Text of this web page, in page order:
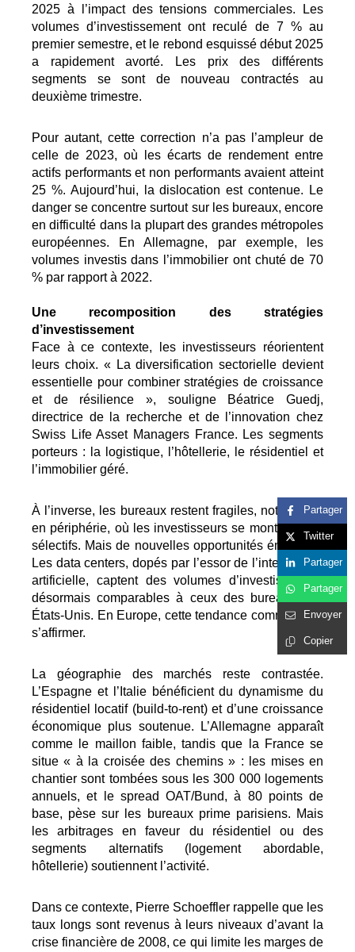
2025 à l’impact des tensions commerciales. Les
volumes d’investissement ont reculé de 7 % au
premier semestre, et le rebond esquissé début 2025
a rapidement avorté. Les prix des différents
segments se sont de nouveau contractés au
deuxième trimestre.
Pour autant, cette correction n’a pas l’ampleur de
celle de 2023, où les écarts de rendement entre
actifs performants et non performants avaient atteint
25 %. Aujourd’hui, la dislocation est contenue. Le
danger se concentre surtout sur les bureaux, encore
en difficulté dans la plupart des grandes métropoles
européennes. En Allemagne, par exemple, les
volumes investis dans l’immobilier ont chuté de 70
% par rapport à 2022.
Une recomposition des stratégies
d’investissement
Face à ce contexte, les investisseurs réorientent
leurs choix. « La diversification sectorielle devient
essentielle pour combiner stratégies de croissance
et de résilience », souligne Béatrice Guedj,
directrice de la recherche et de l’innovation chez
Swiss Life Asset Managers France. Les segments
porteurs : la logistique, l’hôtellerie, le résidentiel et
l’immobilier géré.
À l’inverse, les bureaux restent fragiles, notamment
en périphérie, où les investisseurs se montrent très
sélectifs. Mais de nouvelles opportunités émergent.
Les data centers, dopés par l’essor de l’intelligence
artificielle, captent des volumes d’investissement
désormais comparables à ceux des bureaux aux
États-Unis. En Europe, cette tendance commence à
s’affirmer.
La géographie des marchés reste contrastée.
L’Espagne et l’Italie bénéficient du dynamisme du
résidentiel locatif (build-to-rent) et d’une croissance
économique plus soutenue. L’Allemagne apparaît
comme le maillon faible, tandis que la France se
situe « à la croisée des chemins » : les mises en
chantier sont tombées sous les 300 000 logements
annuels, et le spread OAT/Bund, à 80 points de
base, pèse sur les bureaux prime parisiens. Mais
les arbitrages en faveur du résidentiel ou des
segments alternatifs (logement abordable,
hôtellerie) soutiennent l’activité.
Dans ce contexte, Pierre Schoeffler rappelle que les
taux longs sont revenus à leurs niveaux d’avant la
crise financière de 2008, ce qui limite les marges de
Partager
Twitter
Partager
Partager
Envoyer
Copier